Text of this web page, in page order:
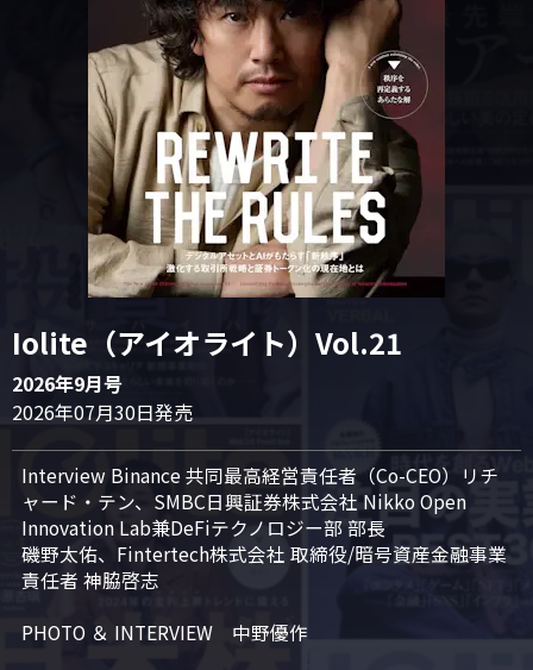
Iolite（アイオライト）Vol.21
2026年9月号
2026年07月30日発売
Interview Binance 共同最高経営責任者（Co-CEO）リチ
ャード・テン、SMBC日興証券株式会社 Nikko Open
Innovation Lab兼DeFiテクノロジー部 部長
磯野太佑、Fintertech株式会社 取締役/暗号資産金融事業
責任者 神脇啓志
PHOTO ＆ INTERVIEW　中野優作